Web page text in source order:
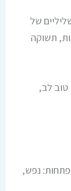
של
תשוקה
טוב לב,
5 דרגות התפתחות: נפש,